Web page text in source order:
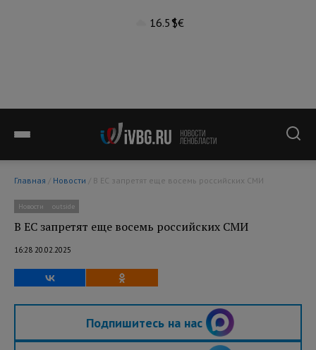
16.5°$€
Главная / Новости / В ЕС запретят еще восемь российских СМИ
Новости outside
В ЕС запретят еще восемь российских СМИ
16:28 20.02.2025
Подпишитесь на нас